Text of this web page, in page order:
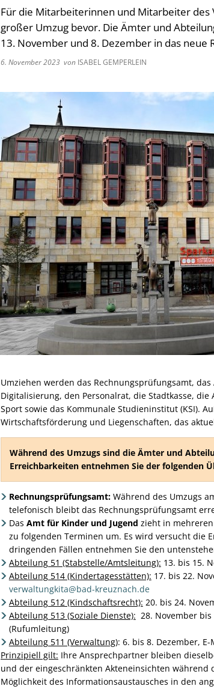
Für die Mitarbeiterinnen und Mitarbeiter
großer Umzug bevor. Die Ämter und
13. November und 8. Dezember in das neue
6. November 2023 von ISABEL GEMPERLEIN
Umziehen werden das Rechnungsprüfungsamt,
Digitalisierung, den Personalrat, die Stadtkasse,
Sport sowie das Kommunale Studieninstitut (KSI).
Wirtschaftsförderung und Liegenschaften, das
Während des Umzugs sind die Ämter und
Erreichbarkeiten entnehmen Sie der folgenden
Rechnungsprüfungsamt: Während des Umzugs
telefonisch bleibt das Rechnungsprüfungsamt
Das Amt für Kinder und Jugend zieht in
zu folgenden Terminen um. Es wird versucht die
dringenden Fällen entnehmen Sie den
Abteilung 51 (Stabstelle/Amtsleitung): 13. bis 15.
Abteilung 514 (Kindertagesstätten): 17. bis 22.
verwaltungkita@bad-kreuznach.de
Abteilung 512 (Kindschaftsrecht): 20. bis 24.
Abteilung 513 (Soziale Dienste): 28. November
(Rufumleitung)
Abteilung 511 (Verwaltung): 6. bis 8. Dezember, E-
Prinzipiell gilt: Ihre Ansprechpartner bleiben
und der eingeschränkten Akteneinsichten
Möglichkeit des Informationsaustausches in den